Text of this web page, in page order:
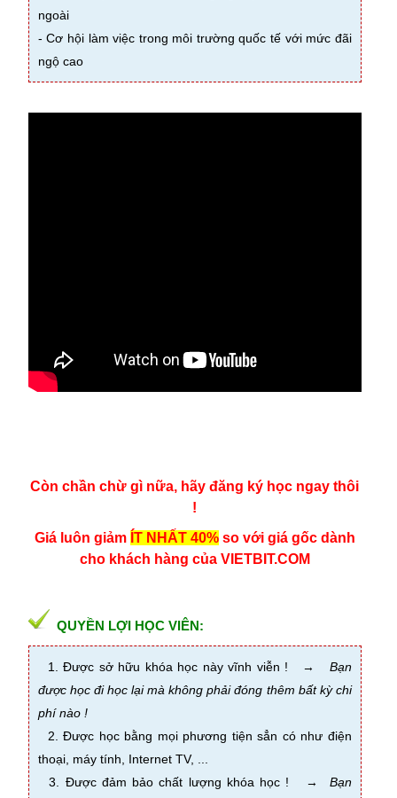
ngoài
- Cơ hội làm việc trong môi trường quốc tế với mức đãi
ngộ cao
Còn chần chừ gì nữa, hãy đăng ký học ngay thôi
!
Giá luôn giảm ÍT NHẤT 40%so với giá gốc dành
cho khách hàng của VIETBIT.COM
QUYỀN LỢI HỌC VIÊN:
1. Được sở hữu khóa học này vĩnh viễn ! → Bạn
được học đi học lại mà không phải đóng thêm bất kỳ chi
phí nào !
2. Được học bằng mọi phương tiện sẳn có như điện
thoại, máy tính, Internet TV, ...
3. Được đảm bảo chất lượng khóa học !
→ Bạn